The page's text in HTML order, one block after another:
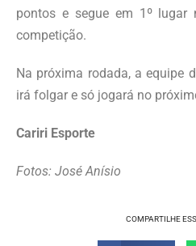
pontos e segue em 1º lugar
competição.
Na próxima rodada, a equipe
irá folgar e só jogará no
Cariri Esporte
Fotos: José Anísio
COMPARTILHE